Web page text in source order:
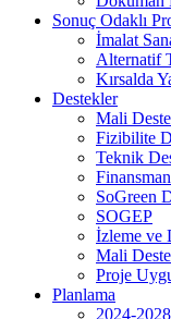
Sonuç Odaklı
İmalat
Alternatif
Kırsalda
Destekler
Mali
Fizibilite
Teknik
SoGreen
SOGEP
İzleme ve
Mali
Proje
Planlama
2024-